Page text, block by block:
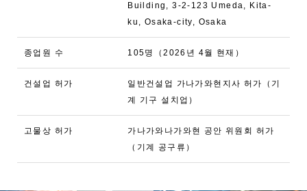
Building, 3-2-123 Umeda, Kita-
ku, Osaka-city, Osaka
종업원 수 105명（2026년 4월 현재）
건설업 허가
일반건설업 가나가와현지사 허가（기
계 기구 설치업）
고물상 허가
가나가와나가와현 공안 위원회 허가
（기계 공구류）